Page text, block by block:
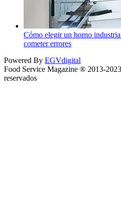
Cómo elegir un horno
cometer errores
Powered By EGVdigital
Food Service Magazine ® 2013-
reservados